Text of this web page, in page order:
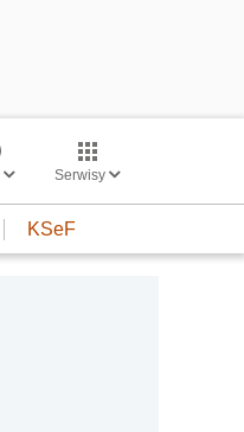
Serwisy
KSeF